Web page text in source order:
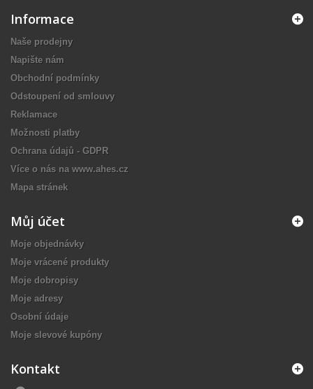
Informace
Naše prodejny
Napište nám
Obchodní podmínky
Odstoupení od smlouvy
Reklamace
Možnosti platby
Ochrana údajů - GDPR
Více o nás na www.ahes.cz
Mapa stránek
Můj účet
Moje objednávky
Moje vrácené produkty
Moje dobropisy
Moje adresy
Osobní údaje
Moje slevové kupóny
Kontakt